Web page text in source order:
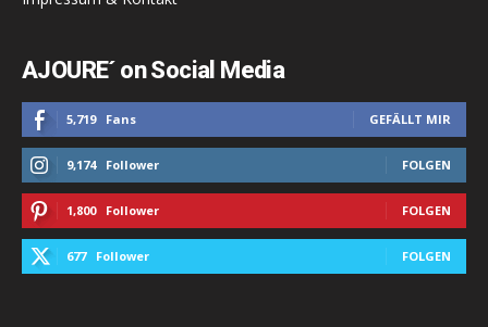
AJOURE´ on Social Media
5,719 Fans GEFÄLLT MIR
9,174 Follower FOLGEN
1,800 Follower FOLGEN
677 Follower FOLGEN